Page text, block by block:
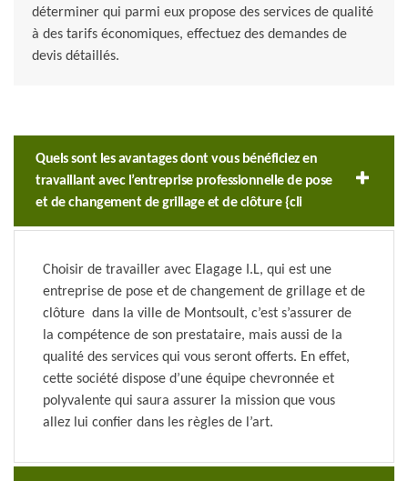
déterminer qui parmi eux propose des services de qualité
à des tarifs économiques, effectuez des demandes de
devis détaillés.
Quels sont les avantages dont vous bénéficiez en
travaillant avec l’entreprise professionnelle de pose
et de changement de grillage et de clôture {cli
Choisir de travailler avec Elagage I.L, qui est une
entreprise de pose et de changement de grillage et de
clôture dans la ville de Montsoult, c’est s’assurer de
la compétence de son prestataire, mais aussi de la
qualité des services qui vous seront offerts. En effet,
cette société dispose d’une équipe chevronnée et
polyvalente qui saura assurer la mission que vous
allez lui confier dans les règles de l’art.